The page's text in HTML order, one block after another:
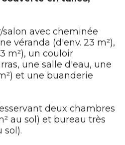
salon avec cheminée
véranda (d'env. 23 m²),
m²), un couloir
une salle d'eau, une
et une buanderie
deux chambres
au sol) et bureau très
sol).